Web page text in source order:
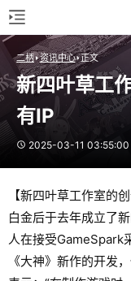
二柄 资讯中心 正文
新四叶草工
有IP
2025-03-11 03:55:00
【新四叶草工作室的
白金后于去年成立了
人在接受GameSpark
《大神》新作的开发